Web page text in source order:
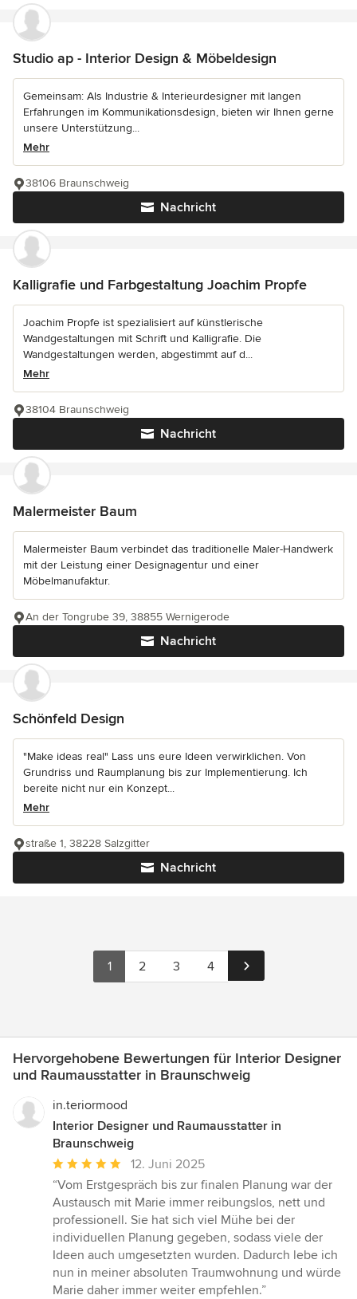
Studio ap - Interior Design & Möbeldesign
Gemeinsam: Als Industrie & Interieurdesigner mit langen
Erfahrungen im Kommunikationsdesign, bieten wir Ihnen gerne
unsere Unterstützung...
Mehr
Nachricht
38106 Braunschweig
Kalligrafie und Farbgestaltung Joachim Propfe
Joachim Propfe ist spezialisiert auf künstlerische
Wandgestaltungen mit Schrift und Kalligrafie. Die
Wandgestaltungen werden, abgestimmt auf d...
Mehr
Nachricht
38104 Braunschweig
Malermeister Baum
Malermeister Baum verbindet das traditionelle Maler-Handwerk
mit der Leistung einer Designagentur und einer
Möbelmanufaktur.
Nachricht
An der Tongrube 39, 38855 Wernigerode
Schönfeld Design
"Make ideas real" Lass uns eure Ideen verwirklichen. Von
Grundriss und Raumplanung bis zur Implementierung. Ich
bereite nicht nur ein Konzept...
Mehr
Nachricht
straße 1, 38228 Salzgitter
1 2 3 4
Hervorgehobene Bewertungen für Interior Designer
und Raumausstatter in Braunschweig
in.teriormood
Interior Designer und Raumausstatter in
Braunschweig
Durchschnittliche
Bewertung:
5
von
5
Sternen
12. Juni 2025
“Vom Erstgespräch bis zur finalen Planung war der
Austausch mit Marie immer reibungslos, nett und
professionell. Sie hat sich viel Mühe bei der
individuellen Planung gegeben, sodass viele der
Ideen auch umgesetzten wurden. Dadurch lebe ich
nun in meiner absoluten Traumwohnung und würde
Marie daher immer weiter empfehlen.”